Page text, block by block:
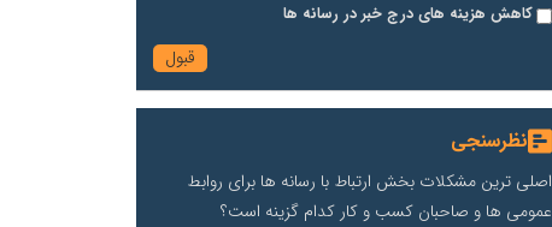
کاهش هزینه های درج خبر در رسانه ها
نظرسنجی
اصلی ترین مشکلات بخش ارتباط با رسانه ها برای روابط
عمومی ها و صاحبان کسب و کار کدام گزینه است؟